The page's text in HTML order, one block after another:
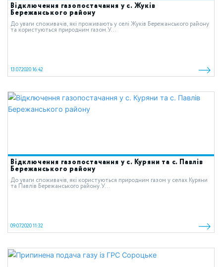
Відключення газопостачання у с. Жуків
Бережанського району
До уваги споживачів, які проживають у селі Жуків Бережанського району
та користуються природним газом.У...
13.07.2020 16:42
Відключення газопостачання у с. Куряни та с. Павлів
Бережанського району
До уваги споживачів, які користуються природним газом у cелах Куряни
та Павлів Бережанського району.У...
09.07.2020 11:32